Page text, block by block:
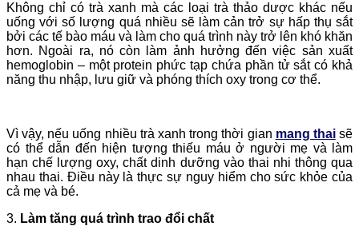
Không chỉ có trà xanh mà các loại trà thảo dược khác nếu
uống với số lượng quá nhiều sẽ làm cản trở sự hấp thụ sắt
bởi các tế bào máu và làm cho quá trình này trở lên khó khăn
hơn. Ngoài ra, nó còn làm ảnh hưởng đến việc sản xuất
hemoglobin – một protein phức tạp chứa phần tử sắt có khả
năng thu nhập, lưu giữ và phóng thích oxy trong cơ thể.
Vì vậy, nếu uống nhiều trà xanh trong thời gian mang thaisẽ
có thể dẫn đến hiện tượng thiếu máu ở người mẹ và làm
hạn chế lượng oxy, chất dinh dưỡng vào thai nhi thông qua
nhau thai. Điều này là thực sự nguy hiểm cho sức khỏe của
cả mẹ và bé.
3. Làm tăng quá trình trao đổi chất